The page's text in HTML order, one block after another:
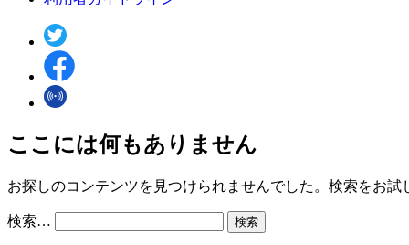
ここには何もありません
お探しのコンテンツを見つけられませんでした。検索をお試
検索…